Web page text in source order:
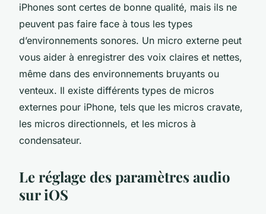
iPhones sont certes de bonne qualité, mais ils ne
peuvent pas faire face à tous les types
d’environnements sonores. Un micro externe peut
vous aider à enregistrer des voix claires et nettes,
même dans des environnements bruyants ou
venteux. Il existe différents types de micros
externes pour iPhone, tels que les micros cravate,
les micros directionnels, et les micros à
condensateur.
Le réglage des paramètres audio
sur iOS